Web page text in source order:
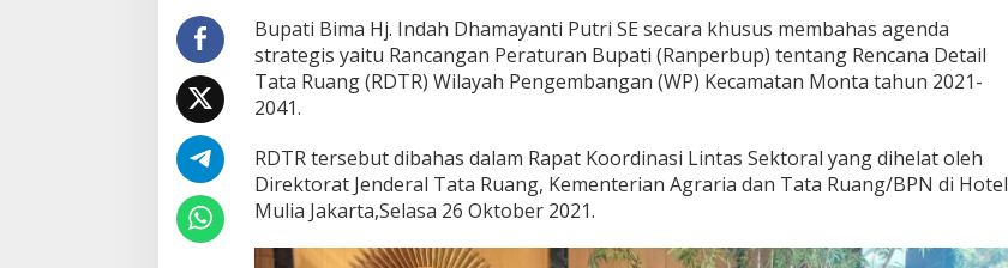
Bupati Bima Hj. Indah Dhamayanti Putri SE secara khusus membahas agenda
strategis yaitu Rancangan Peraturan Bupati (Ranperbup) tentang Rencana Detail
Tata Ruang (RDTR) Wilayah Pengembangan (WP) Kecamatan Monta tahun 2021-
2041.
RDTR tersebut dibahas dalam Rapat Koordinasi Lintas Sektoral yang dihelat oleh
Direktorat Jenderal Tata Ruang, Kementerian Agraria dan Tata Ruang/BPN di Hotel
Mulia Jakarta,Selasa 26 Oktober 2021.